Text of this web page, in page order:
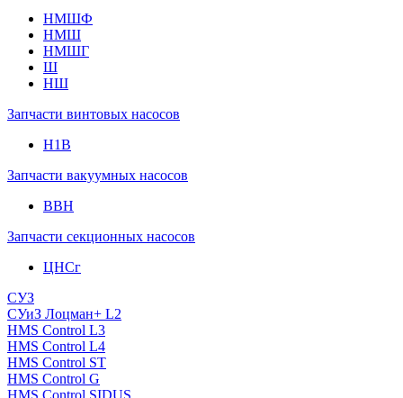
НМШФ
НМШ
НМШГ
Ш
НШ
Запчасти винтовых насосов
Н1В
Запчасти вакуумных насосов
ВВН
Запчасти секционных насосов
ЦНСг
СУЗ
СУиЗ Лоцман+ L2
HMS Control L3
HMS Control L4
HMS Control ST
HMS Control G